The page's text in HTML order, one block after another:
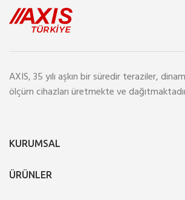
AXIS, 35 yılı aşkın bir süredir teraziler,
ölçüm cihazları üretmekte ve
KURUMSAL
ÜRÜNLER